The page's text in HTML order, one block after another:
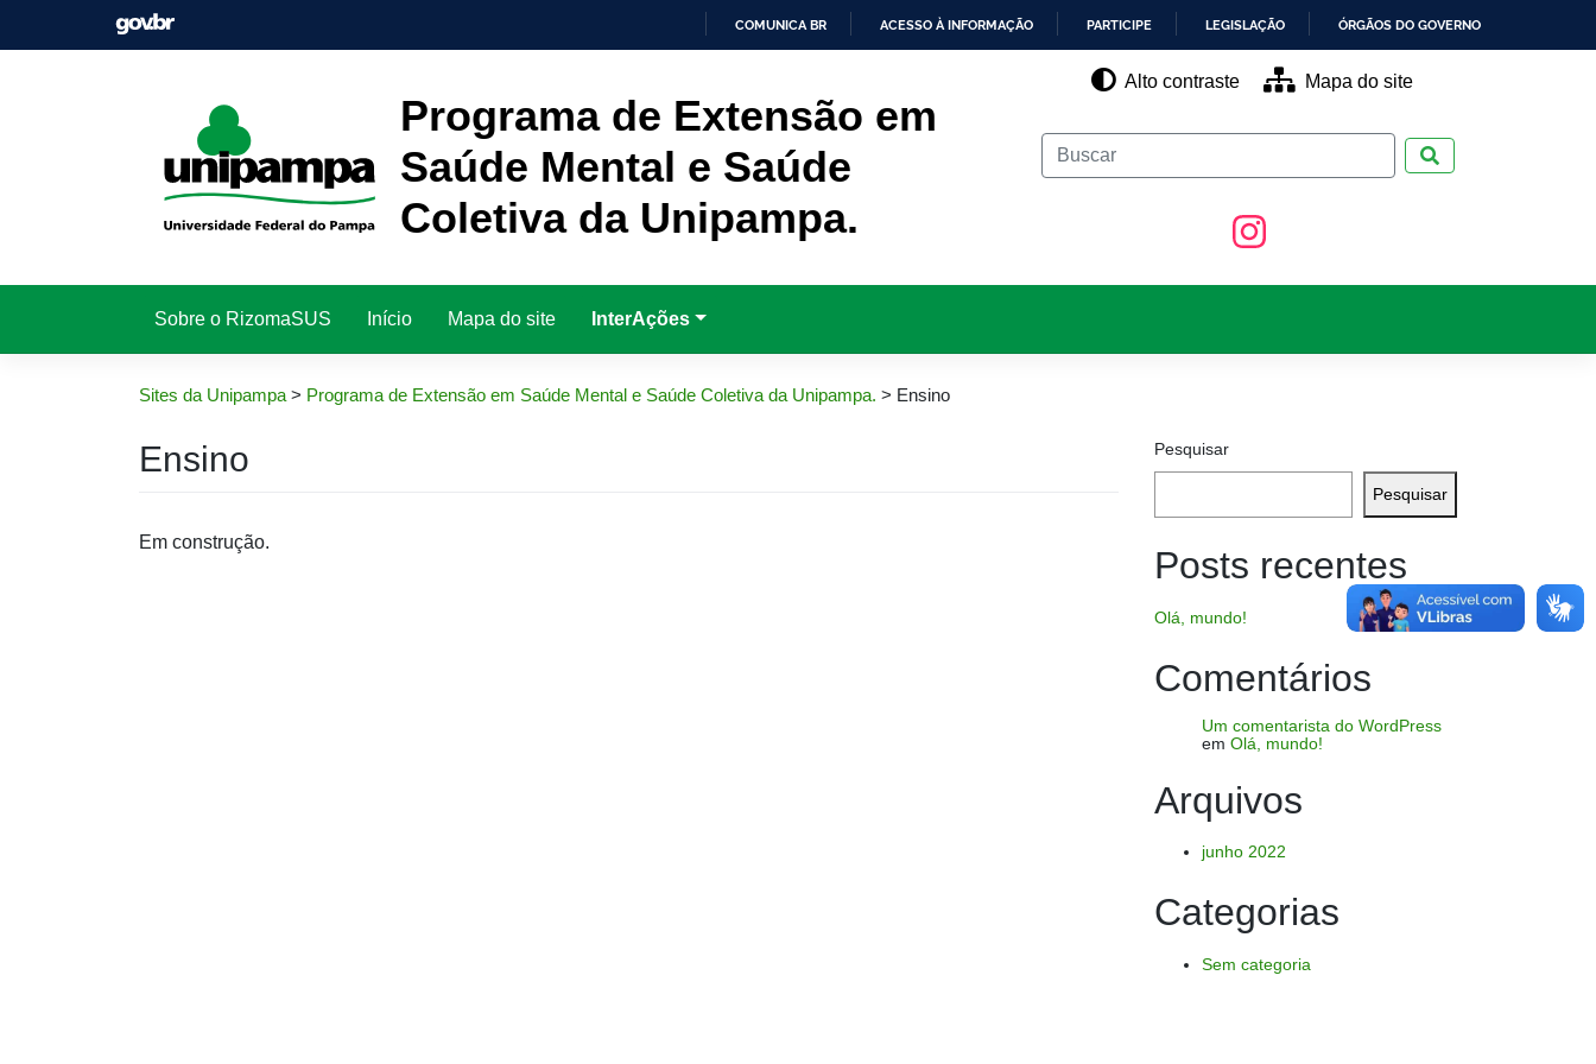
CONTEÚDO
COMUNICA BR ACESSO À INFORMAÇÃO PARTICIPE LEGISLAÇÃO ÓRGÃOS DO GOVERNO
Programa de Extensão em
Saúde Mental e Saúde
Coletiva da Unipampa.
Alto contraste Mapa do site
Sobre o RizomaSUS Início Mapa do site InterAções
Sites da Unipampa> Programa de Extensão em Saúde Mental e Saúde Coletiva da Unipampa. > Ensino
Ensino
Em construção.
Pesquisar
Pesquisar
Posts recentes
Olá, mundo!
Comentários
Um comentarista do WordPress
em Olá, mundo!
Arquivos
junho 2022
Categorias
Sem categoria